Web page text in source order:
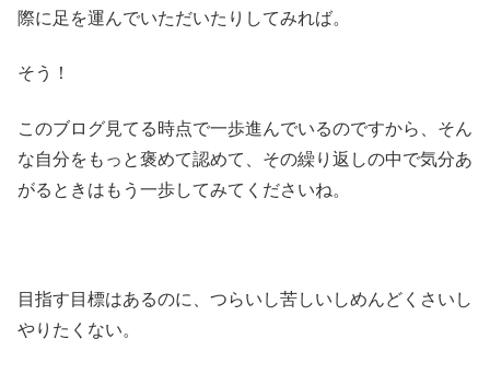
際に足を運んでいただいたりしてみれば。
そう！
このブログ見てる時点で一歩進んでいるのですから、そん
な自分をもっと褒めて認めて、その繰り返しの中で気分あ
がるときはもう一歩してみてくださいね。
目指す目標はあるのに、つらいし苦しいしめんどくさいし
やりたくない。